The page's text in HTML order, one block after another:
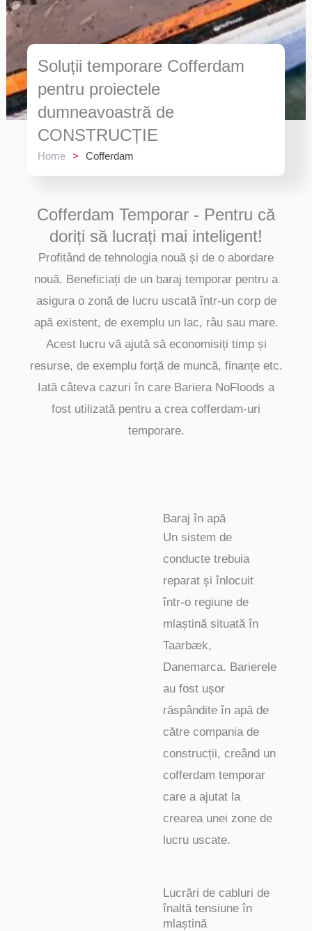
Soluții temporare Cofferdam
pentru proiectele
dumneavoastră de
CONSTRUCȚIE
Home > Cofferdam
Cofferdam Temporar - Pentru că
doriți să lucrați mai inteligent!
Profitând de tehnologia nouă și de o abordare
nouă. Beneficiați de un baraj temporar pentru a
asigura o zonă de lucru uscată într-un corp de
apă existent, de exemplu un lac, râu sau mare.
Acest lucru vă ajută să economisiți timp și
resurse, de exemplu forță de muncă, finanțe etc.
Iată câteva cazuri în care Bariera NoFloods a
fost utilizată pentru a crea cofferdam-uri
temporare.
Baraj în apă
Un sistem de
conducte trebuia
reparat și înlocuit
într-o regiune de
mlaștină situată în
Taarbæk,
Danemarca. Barierele
au fost ușor
răspândite în apă de
către compania de
construcții, creând un
cofferdam temporar
care a ajutat la
crearea unei zone de
lucru uscate.
Lucrări de cabluri de
înaltă tensiune în
mlaștină